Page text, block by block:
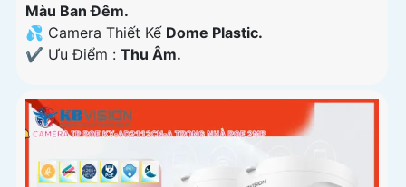
Màu Ban Ðêm.
💦 Camera Thiết Kế Dome Plastic.
️✔️ Ưu Điểm : Thu Âm.